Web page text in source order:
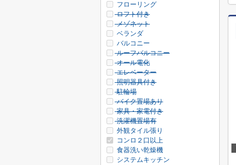
フローリング
ロフト付き
メゾネット
ベランダ
バルコニー
ルーフバルコニー
オール電化
エレベーター
照明器具付き
駐輪場
バイク置場あり
家具・家電付き
洗濯機置場有
外観タイル張り
コンロ２口以上
食器洗い乾燥機
システムキッチン